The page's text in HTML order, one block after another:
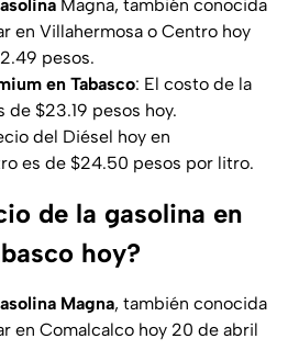
Magna, también conocida
en Villahermosa o Centro hoy
pesos.
en Tabasco: El costo de la
$23.19 pesos hoy.
del Diésel hoy en
es de $24.50 pesos por litro.
de la gasolina en
hoy?
Magna, también conocida
en Comalcalco hoy 20 de abril